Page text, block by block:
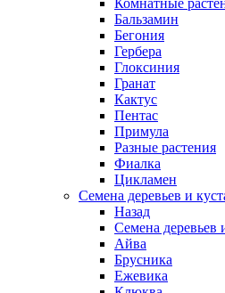
Комнатные
Бальзамин
Бегония
Гербера
Глоксиния
Гранат
Кактус
Пентас
Примула
Разные растения
Фиалка
Цикламен
Семена деревьев и
Назад
Семена деревьев
Айва
Брусника
Ежевика